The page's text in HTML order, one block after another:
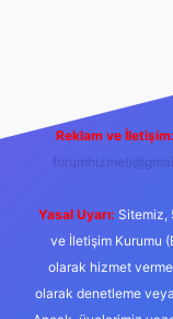
Reklam ve İletişim:
Yasal Uyarı: Sitemiz,
ve İletişim Kurumu
olarak hizmet
olarak denetleme